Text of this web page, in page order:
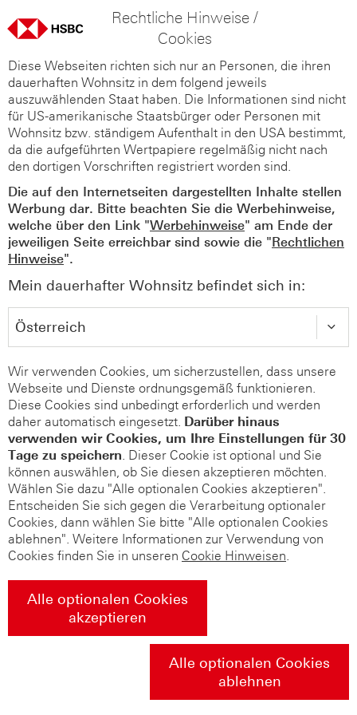
Rechtliche Hinweise /
Cookies
Diese Webseiten richten sich nur an Personen, die ihren
dauerhaften Wohnsitz in dem folgend jeweils
auszuwählenden Staat haben. Die Informationen sind nicht
für US-amerikanische Staatsbürger oder Personen mit
Wohnsitz bzw. ständigem Aufenthalt in den USA bestimmt,
da die aufgeführten Wertpapiere regelmäßig nicht nach
den dortigen Vorschriften registriert worden sind.
Die auf den Internetseiten dargestellten Inhalte stellen
Werbung dar. Bitte beachten Sie die Werbehinweise,
welche über den Link "Werbehinweise" am Ende der
jeweiligen Seite erreichbar sind sowie die "Rechtlichen
Hinweise".
Mein dauerhafter Wohnsitz befindet sich in:
Wir verwenden Cookies, um sicherzustellen, dass unsere
Webseite und Dienste ordnungsgemäß funktionieren.
Diese Cookies sind unbedingt erforderlich und werden
daher automatisch eingesetzt. Darüber hinaus
verwenden wir Cookies, um Ihre Einstellungen für 30
Tage zu speichern. Dieser Cookie ist optional und Sie
können auswählen, ob Sie diesen akzeptieren möchten.
Wählen Sie dazu "Alle optionalen Cookies akzeptieren".
Entscheiden Sie sich gegen die Verarbeitung optionaler
Cookies, dann wählen Sie bitte "Alle optionalen Cookies
ablehnen". Weitere Informationen zur Verwendung von
Cookies finden Sie in unseren Cookie Hinweisen.
Alle optionalen Cookies
akzeptieren
Alle optionalen Cookies
ablehnen